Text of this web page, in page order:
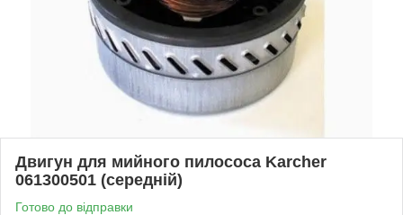
Двигун для мийного пилососа Karcher
061300501 (середній)
Готово до відправки